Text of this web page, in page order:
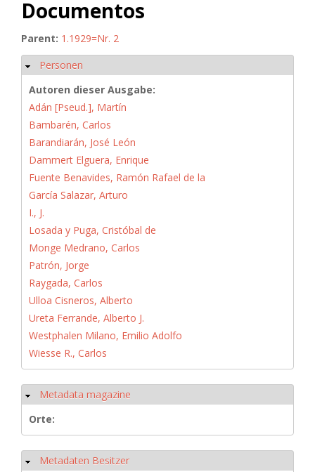
Documentos
Parent: 1.1929=Nr. 2
Ausblenden
Personen
Autoren dieser Ausgabe:
Adán [Pseud.], Martín
Bambarén, Carlos
Barandiarán, José León
Dammert Elguera, Enrique
Fuente Benavides, Ramón Rafael de la
García Salazar, Arturo
I., J.
Losada y Puga, Cristóbal de
Monge Medrano, Carlos
Patrón, Jorge
Raygada, Carlos
Ulloa Cisneros, Alberto
Ureta Ferrande, Alberto J.
Westphalen Milano, Emilio Adolfo
Wiesse R., Carlos
Ausblenden
Metadata magazine
Orte:
Ausblenden
Metadaten Besitzer